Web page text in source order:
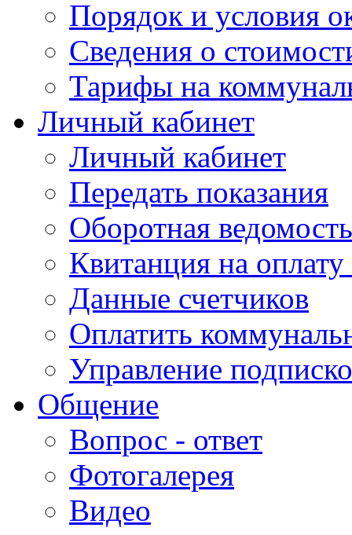
Порядок и условия
Сведения о
Тарифы на
Личный кабинет
Личный кабинет
Передать показания
Оборотная ведомость
Квитанция на
Данные счетчиков
Оплатить
Управление
Общение
Вопрос - ответ
Фотогалерея
Видео